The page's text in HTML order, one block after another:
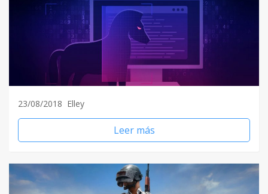
23/08/2018 Elley
Leer más